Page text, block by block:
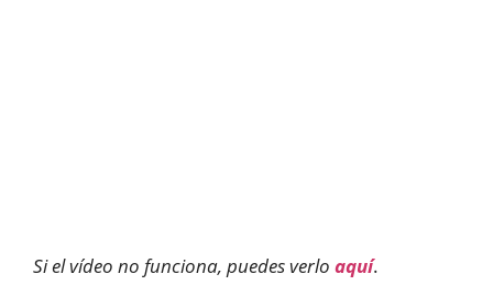
Si el vídeo no funciona, puedes verlo aquí.